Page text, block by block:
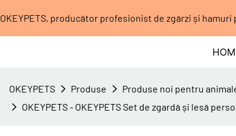
OKEYPETS, producător profesionist de zgărzi și
OKEYPETS Produse Produse noi pentru
OKEYPETS - OKEYPETS Set de zgardă și lesă